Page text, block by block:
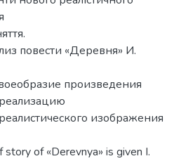
повести «Деревня» И.
произведения
реализацию
изображения
of «Derevnya» is given I.